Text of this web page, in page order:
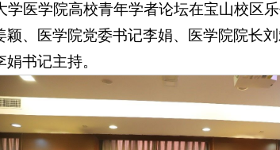
学医学院高校青年学者论坛在宝山校区
颖、医学院党委书记李娟、医学院院长
书记主持。